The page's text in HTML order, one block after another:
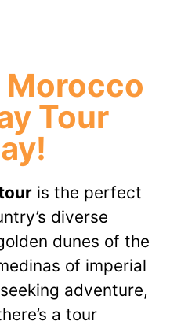
Morocco
Tour
is the perfect
diverse
dunes of the
of imperial
adventure,
a tour